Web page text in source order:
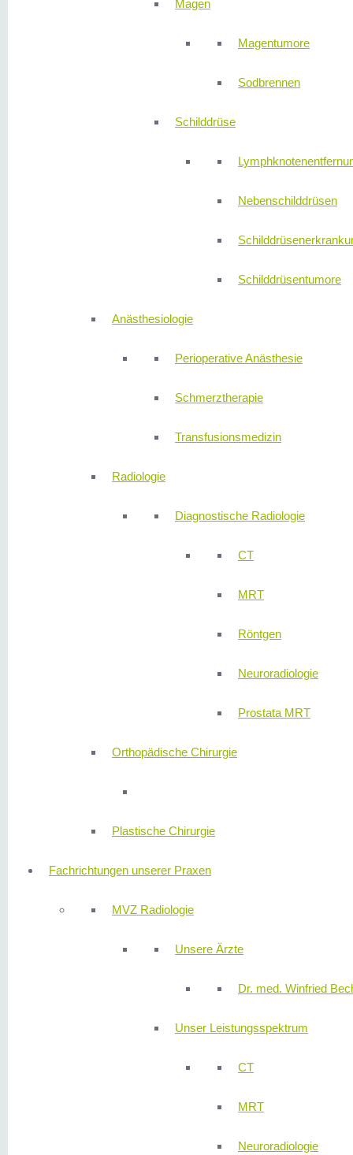
Magen
Magentumore
Sodbrennen
Schilddrüse
Nebenschilddrüsen
Schilddrüsentumore
Anästhesiologie
Perioperative Anästhesie
Schmerztherapie
Transfusionsmedizin
Radiologie
Diagnostische Radiologie
CT
MRT
Röntgen
Neuroradiologie
Prostata MRT
Orthopädische Chirurgie
Plastische Chirurgie
Fachrichtungen unserer Praxen
MVZ Radiologie
Unsere Ärzte
Dr. med. Winfried
Unser Leistungsspektrum
CT
MRT
Neuroradiologie